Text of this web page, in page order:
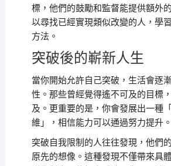
標，他們的鼓勵和監督能提供額外
以尋找已經實現類似改變的人，學
方法。
突破後的嶄新人生
當你開始允許自己突破，生活會逐
性。那些曾經覺得遙不可及的目標
及。更重要的是，你會發展出一種
維」，相信能力可以通過努力提升。
突破自我限制的人往往發現，他們
原先的想像。這種發現不僅帶來具